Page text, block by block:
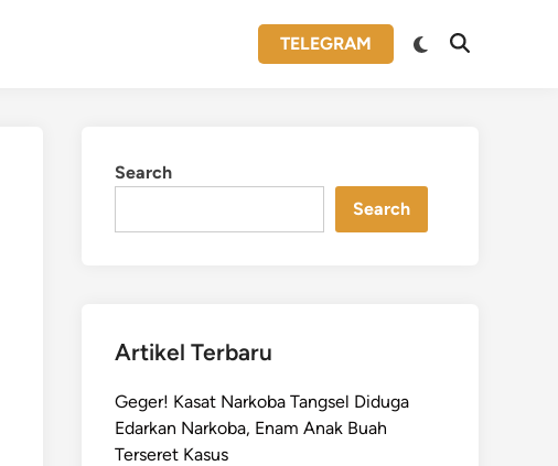
TELEGRAM
Switch
Open
Search
Search
Artikel Terbaru
Geger! Kasat Narkoba Tangsel Diduga
Edarkan Narkoba, Enam Anak Buah
Terseret Kasus